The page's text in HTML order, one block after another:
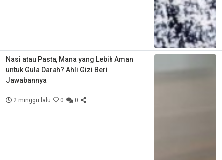
Nasi atau Pasta, Mana yang Lebih Aman
untuk Gula Darah? Ahli Gizi Beri
Jawabannya
2 minggu lalu 0 0